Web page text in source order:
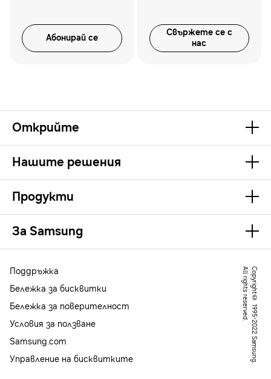
Абонирай се
Свържете се с
нас
Открийте
Нашите решения
Продукти
За Samsung
C
o
p
y
r
ig
h
t
©
1
9
9
5
-
2
0
2
2
S
a
m
s
u
n
g
.
A
l
l
r
ig
h
t
s
r
e
s
e
r
v
e
d
.
Поддръжка
Бележка за бисквитки
Бележка за поверителност
Условия за ползване
Samsung.com
Управление на бисквитките